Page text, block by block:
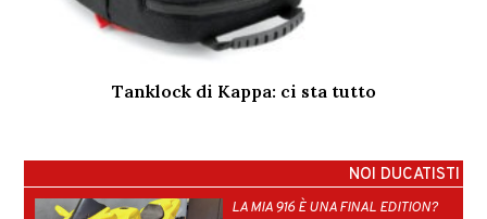
Tanklock di Kappa: ci sta tutto
NOI DUCATISTI
LA MIA 916 È UNA FINAL EDITION?